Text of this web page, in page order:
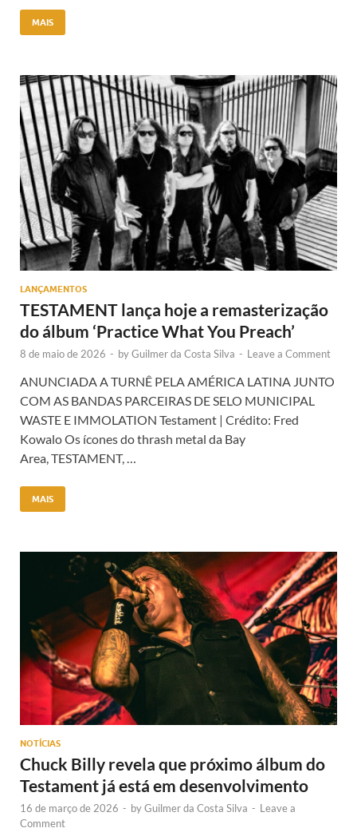
MAIS
LANÇAMENTOS
TESTAMENT lança hoje a remasterização
do álbum ‘Practice What You Preach’
8 de maio de 2026 - byGuilmer da Costa Silva - Leave a Comment
ANUNCIADA A TURNÊ PELA AMÉRICA LATINA JUNTO
COM AS BANDAS PARCEIRAS DE SELO MUNICIPAL
WASTE E IMMOLATION Testament | Crédito: Fred
Kowalo Os ícones do thrash metal da Bay
Area, TESTAMENT, …
MAIS
NOTÍCIAS
Chuck Billy revela que próximo álbum do
Testament já está em desenvolvimento
16 de março de 2026 - byGuilmer da Costa Silva - Leave a
Comment